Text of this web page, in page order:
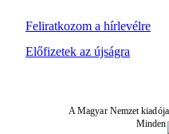
Feliratkozom a hírlevélre
Előfizetek az újságra
A Magyar Nemzet
Minden